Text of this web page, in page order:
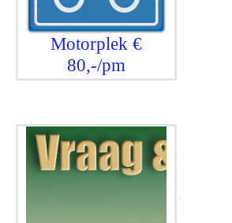
Motorplek €
80,-/pm
.